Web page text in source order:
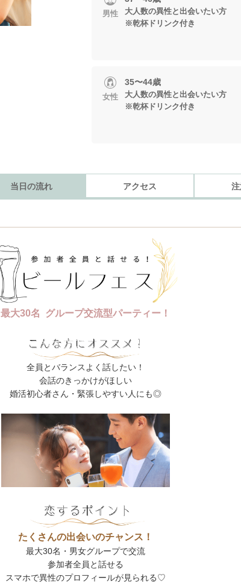
男性
大人数の異性と出会いたい方
※乾杯ドリンク付き
女性
35〜44歳
大人数の異性と出会いたい方
※乾杯ドリンク付き
当日の流れ アクセス
最大30名 グループ交流型パーティー！
全員とバランスよく話したい！
会話のきっかけがほしい
婚活初心者さん・緊張しやすい人にも◎
たくさんの出会いのチャンス！
最大30名・男女グループで交流
参加者全員と話せる
スマホで異性のプロフィールが見られる♡